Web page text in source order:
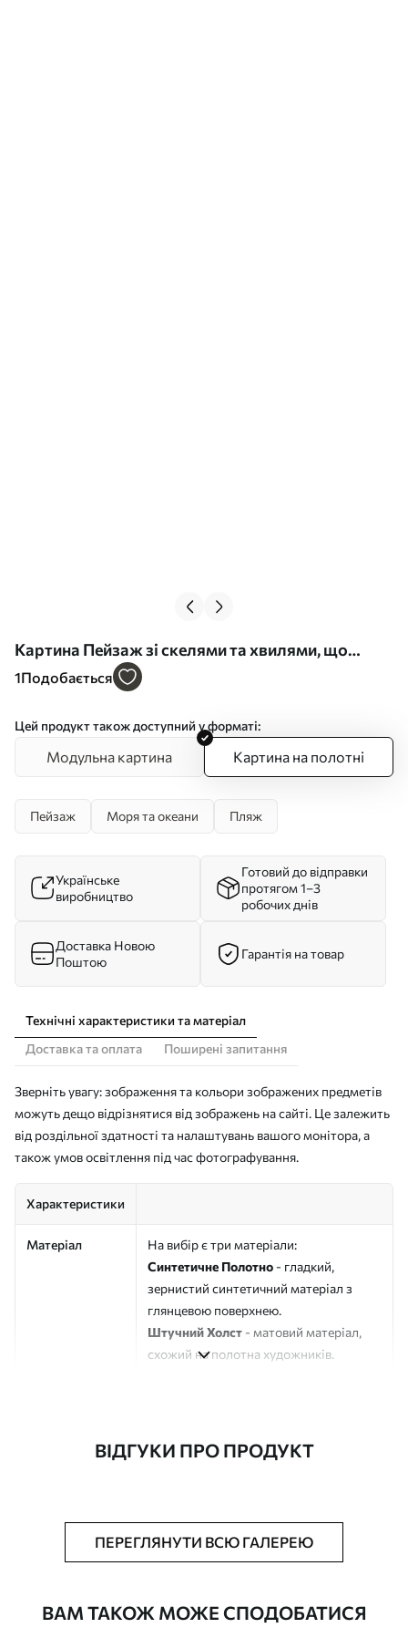
Картина Пейзаж зі скелями та хвилями, що
розбиваються об піщаний пляж, на тлі
1Подобається
Цей продукт також доступний у форматі:
Модульна картина Картина на полотні
Пейзаж Моря та океани Пляж
Українське
виробництво
Готовий до відправки
протягом 1–3
робочих днів
Доставка Новою
Поштою
Гарантія на товар
Технічні характеристики та матеріал
Доставка та оплата
Поширені запитання
Зверніть увагу: зображення та кольори зображених предметів
можуть дещо відрізнятися від зображень на сайті. Це залежить
від роздільної здатності та налаштувань вашого монітора, а
також умов освітлення під час фотографування.
Характеристики
Матеріал
На вибір є три матеріали:
Синтетичне Полотно - гладкий,
зернистий синтетичний матеріал з
глянцевою поверхнею.
Штучний Холст - матовий матеріал,
схожий на полотна художників.
Додатково Можна додати лакове покриття.
ВІДГУКИ ПРО ПРОДУКТ
ПЕРЕГЛЯНУТИ ВСЮ ГАЛЕРЕЮ
ВАМ ТАКОЖ МОЖЕ СПОДОБАТИСЯ